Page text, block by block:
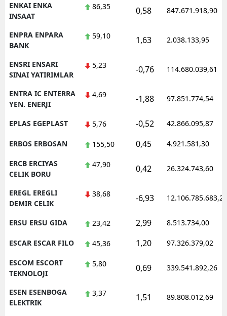
ENKAI ENKA
INSAAT
86,35 0,58 847.671.918,90
ENPRA ENPARA
BANK
59,10 1,63 2.038.133,95
ENSRI ENSARI
SINAI YATIRIMLAR
5,23 -0,76 114.680.039,61
ENTRA IC ENTERRA
YEN. ENERJI
4,69 -1,88 97.851.774,54
EPLAS EGEPLAST 5,76 -0,52 42.866.095,87
ERBOS ERBOSAN 155,50 0,45 4.921.581,30
ERCB ERCIYAS
CELIK BORU
47,90 0,42 26.324.743,60
EREGL EREGLI
DEMIR CELIK
38,68 -6,93 12.106.785.683,20
ERSU ERSU GIDA 23,42 2,99 8.513.734,00
ESCAR ESCAR FILO 45,36 1,20 97.326.379,02
ESCOM ESCORT
TEKNOLOJI
5,80 0,69 339.541.892,26
ESEN ESENBOGA
ELEKTRIK
3,37 1,51 89.808.012,69